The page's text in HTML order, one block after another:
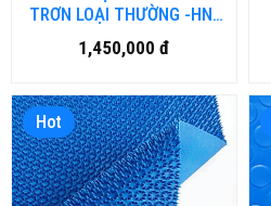
TRƠN LOẠI THƯỜNG -HN-
DN.01
1,450,000 đ
Hot